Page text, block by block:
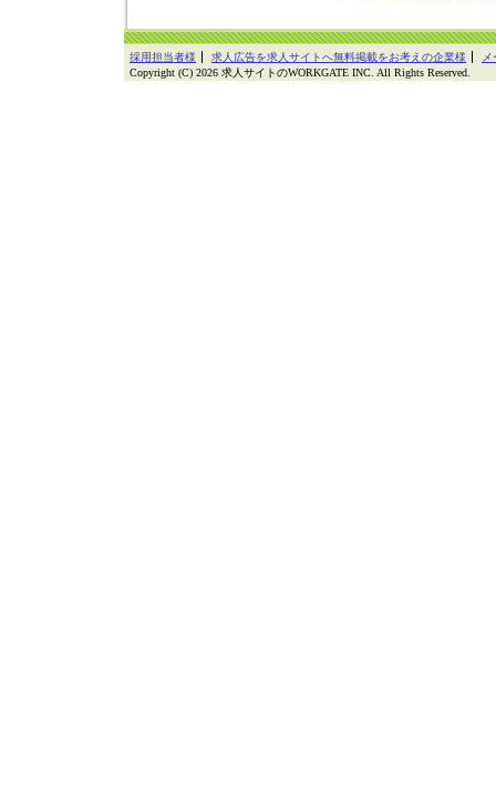
採用担当者様 求人広告を求人サイトへ無料掲載をお考えの企業様
Copyright (C) 2026 求人サイトのWORKGATE INC. All Rights Reserved.